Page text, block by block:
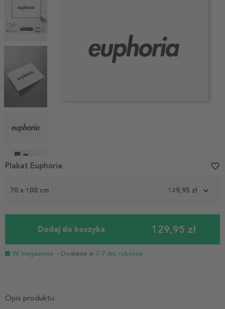
Item
5
70 x 100 cm 129,95 zł
Dodaj do koszyka 129,95 zł
W magazynie - Dostawa w 3-7 dni robocze
Plakat Euphoria favorite_border
Opis produktu